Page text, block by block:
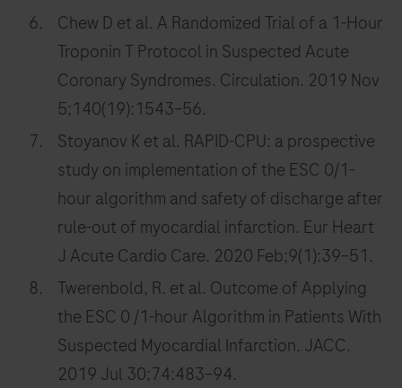
Chew D et al. A Randomized Trial of a 1-Hour
Troponin T Protocol in Suspected Acute
Coronary Syndromes. Circulation. 2019 Nov
5;140(19):1543–56.
Stoyanov K et al. RAPID-CPU: a prospective
study on implementation of the ESC 0/1-
hour algorithm and safety of discharge after
rule-out of myocardial infarction. Eur Heart
J Acute Cardio Care. 2020 Feb;9(1):39–51.
Twerenbold, R. et al. Outcome of Applying
the ESC 0 /1-hour Algorithm in Patients With
Suspected Myocardial Infarction. JACC.
2019 Jul 30;74:483–94.